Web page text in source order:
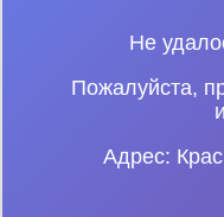
Не
Пожалуйста,
Адрес: